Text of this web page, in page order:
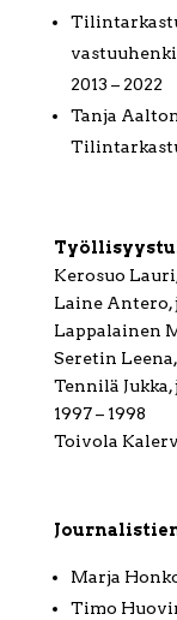
2013 – 2022
Tanja
Kerosuo
Laine Antero,
Lappalainen
Seretin Leena,
Tennilä Jukka,
1997 – 1998
Toivola
Marja
Timo